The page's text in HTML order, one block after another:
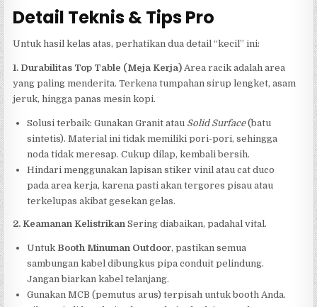
Detail Teknis & Tips Pro
Untuk hasil kelas atas, perhatikan dua detail “kecil” ini:
1. Durabilitas Top Table (Meja Kerja) Area racik adalah area
yang paling menderita. Terkena tumpahan sirup lengket, asam
jeruk, hingga panas mesin kopi.
Solusi terbaik: Gunakan Granit atau Solid Surface(batu
sintetis). Material ini tidak memiliki pori-pori, sehingga
noda tidak meresap. Cukup dilap, kembali bersih.
Hindari menggunakan lapisan stiker vinil atau cat duco
pada area kerja, karena pasti akan tergores pisau atau
terkelupas akibat gesekan gelas.
2. Keamanan Kelistrikan Sering diabaikan, padahal vital.
Untuk Booth Minuman Outdoor, pastikan semua
sambungan kabel dibungkus pipa conduit pelindung.
Jangan biarkan kabel telanjang.
Gunakan MCB (pemutus arus) terpisah untuk booth Anda.